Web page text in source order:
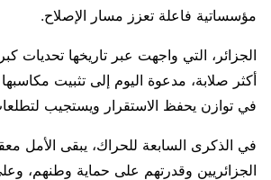
مؤسساتية فاعلة تعزز مسار الإصلاح.
الجزائر، التي واجهت عبر تاريخها تحديات
أكثر صلابة، مدعوة اليوم إلى تثبيت مكاسبها
في توازن يحفظ الاستقرار ويستجيب
في الذكرى السابعة للحراك، يبقى الأمل
الجزائريين وقدرتهم على حماية وطنهم،